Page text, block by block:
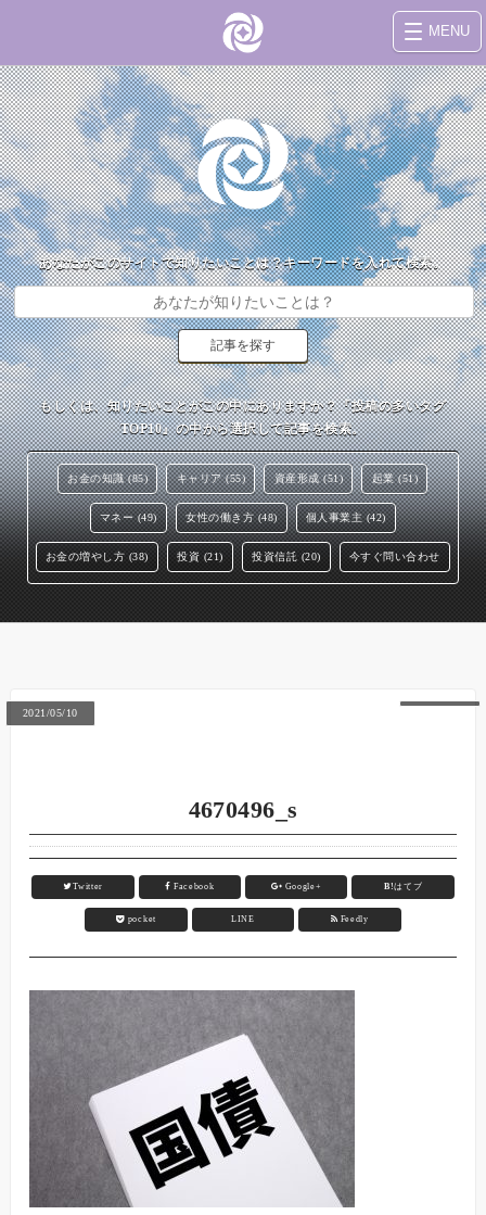
MENU
あなたがこのサイトで知りたいことは？キーワードを入れて検索。
もしくは、知りたいことがこの中にありますか？『投稿の多いタグ
TOP10』の中から選択して記事を検索。
お金の知識 (85) キャリア (55) 資産形成 (51) 起業 (51)
マネー (49) 女性の働き方 (48) 個人事業主 (42)
お金の増やし方 (38) 投資 (21) 投資信託 (20) 今すぐ問い合わせ
2021/05/10
4670496_s
Twitter Facebook Google+ B!はてブ
pocket LINE Feedly